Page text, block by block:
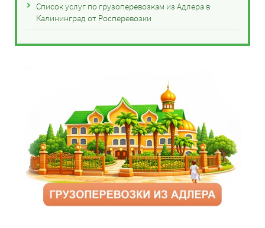
Список услуг по грузоперевозкам из Адлера в
Калининград от Росперевозки